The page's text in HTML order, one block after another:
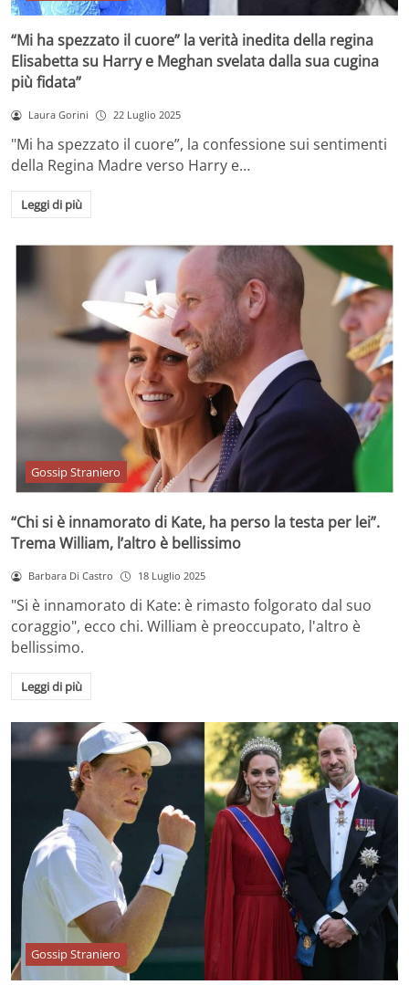
“Mi ha spezzato il cuore” la verità inedita della regina
Elisabetta su Harry e Meghan svelata dalla sua cugina
più fidata”
Laura Gorini 22 Luglio 2025
"Mi ha spezzato il cuore”, la confessione sui sentimenti
della Regina Madre verso Harry e…
Leggi di più
Gossip Straniero
“Chi si è innamorato di Kate, ha perso la testa per lei”.
Trema William, l’altro è bellissimo
Barbara Di Castro 18 Luglio 2025
"Si è innamorato di Kate: è rimasto folgorato dal suo
coraggio", ecco chi. William è preoccupato, l'altro è
bellissimo.
Leggi di più
Gossip Straniero